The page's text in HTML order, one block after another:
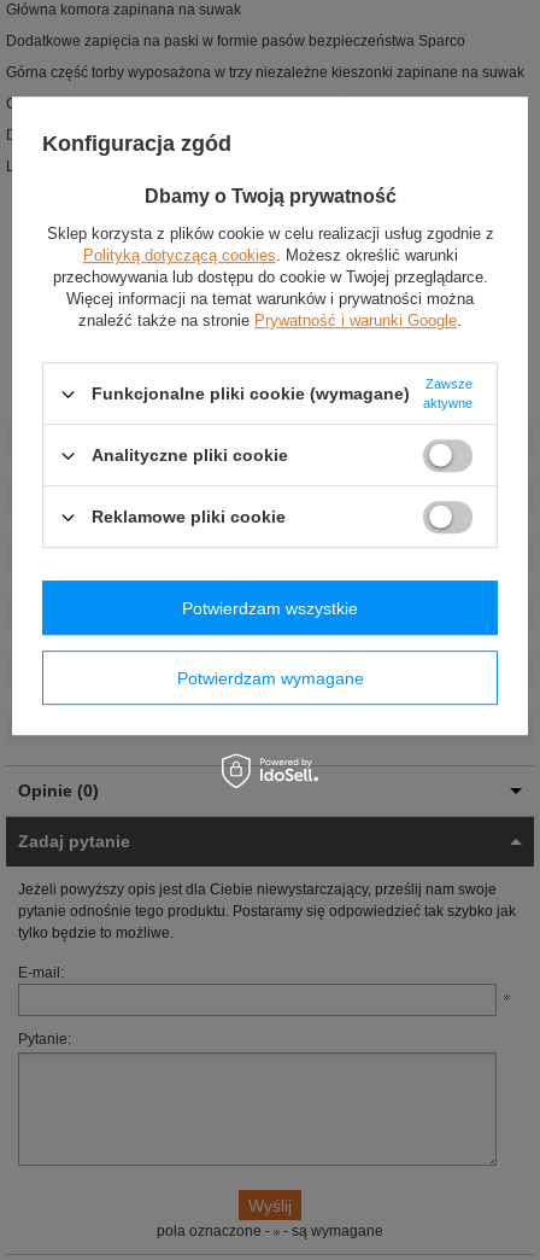
Główna komora zapinana na suwak
Dodatkowe zapięcia na paski w formie pasów bezpieczeństwa Sparco
Górna część torby wyposażona w trzy niezależne kieszonki zapinane na suwak
Główna komora wyposażona w wyjmowane przegródki
Dodatkowe wzmocnienie w dolnej części
Lekko pikowana pokrywa z kieszonką na dokumenty
Marka
Sparco
Płeć:
Unisex
Materiał:
Poliester
40 cm
Długość:
85 cm
42 cm
Opinie (0)
Zadaj pytanie
Jeżeli powyższy opis jest dla Ciebie niewystarczający, prześlij nam swoje
pytanie odnośnie tego produktu. Postaramy się odpowiedzieć tak szybko jak
tylko będzie to możliwe.
E-mail:
Pytanie:
pola oznaczone - - są wymagane
Konfiguracja zgód
Dbamy o Twoją prywatność
Sklep korzysta z plików cookie w celu realizacji usług zgodnie z
Polityką dotyczącą cookies. Możesz określić warunki
przechowywania lub dostępu do cookie w Twojej przeglądarce.
Więcej informacji na temat warunków i prywatności można
znaleźć także na stronie Prywatność i warunki Google.
Funkcjonalne pliki cookie (wymagane)
Zawsze
aktywne
Analityczne pliki cookie
Reklamowe pliki cookie
Potwierdzam wymagane
Potwierdzam wszystkie